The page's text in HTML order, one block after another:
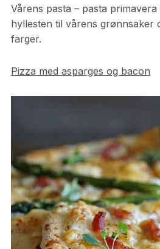
Vårens pasta – pasta
hyllesten til vårens grønnsaker
farger.
Pizza med asparges og bacon